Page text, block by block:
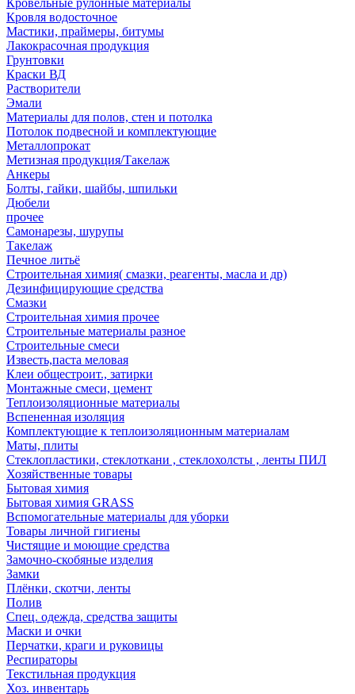
Кровельные рулонные материалы
Кровля водосточное
Мастики, праймеры, битумы
Лакокрасочная продукция
Грунтовки
Краски ВД
Растворители
Эмали
Материалы для полов, стен и потолка
Потолок подвесной и комплектующие
Металлопрокат
Метизная продукция/Такелаж
Анкеры
Болты, гайки, шайбы, шпильки
Дюбели
прочее
Самонарезы, шурупы
Такелаж
Печное литьё
Строительная химия( смазки, реагенты, масла и др)
Дезинфицирующие средства
Смазки
Строительная химия прочее
Строительные материалы разное
Строительные смеси
Известь,паста меловая
Клеи общестроит., затирки
Монтажные смеси, цемент
Теплоизоляционные материалы
Вспененная изоляция
Комплектующие к теплоизоляционным материалам
Маты, плиты
Стеклопластики, стеклоткани , стеклохолсты , ленты ПИЛ
Хозяйственные товары
Бытовая химия
Бытовая химия GRASS
Вспомогательные материалы для уборки
Товары личной гигиены
Чистящие и моющие средства
Замочно-скобяные изделия
Замки
Плёнки, скотчи, ленты
Полив
Спец. одежда, средства защиты
Маски и очки
Перчатки, краги и руковицы
Респираторы
Текстильная продукция
Хоз. инвентарь